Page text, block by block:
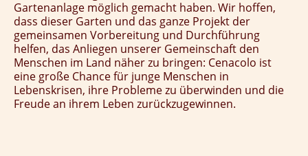
Gartenanlage möglich gemacht haben. Wir hoffen,
dass dieser Garten und das ganze Projekt der
gemeinsamen Vorbereitung und Durchführung
helfen, das Anliegen unserer Gemeinschaft den
Menschen im Land näher zu bringen: Cenacolo ist
eine große Chance für junge Menschen in
Lebenskrisen, ihre Probleme zu überwinden und die
Freude an ihrem Leben zurückzugewinnen.